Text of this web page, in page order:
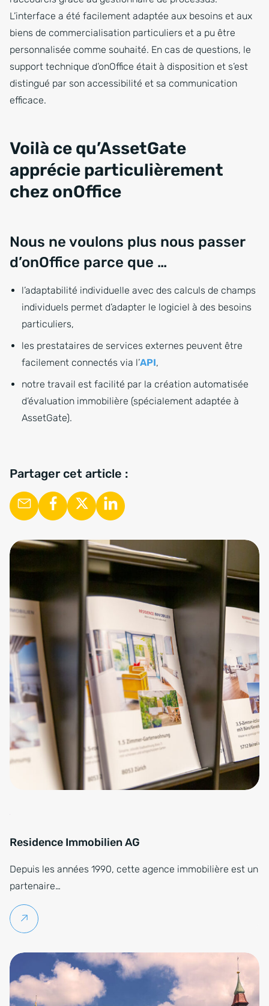
L’interface a été facilement adaptée aux besoins et aux
biens de commercialisation particuliers et a pu être
personnalisée comme souhaité. En cas de questions, le
support technique d’onOffice était à disposition et s’est
distingué par son accessibilité et sa communication
efficace.
Voilà ce qu’AssetGate
apprécie particulièrement
chez onOffice
Nous ne voulons plus nous passer
d’onOffice parce que …
l’adaptabilité individuelle avec des calculs de champs
individuels permet d’adapter le logiciel à des besoins
particuliers,
les prestataires de services externes peuvent être
facilement connectés via l’API,
notre travail est facilité par la création automatisée
d’évaluation immobilière (spécialement adaptée à
AssetGate).
Partager cet article :
Residence Immobilien AG
Depuis les années 1990, cette agence immobilière est un
partenaire…
Lire la suite